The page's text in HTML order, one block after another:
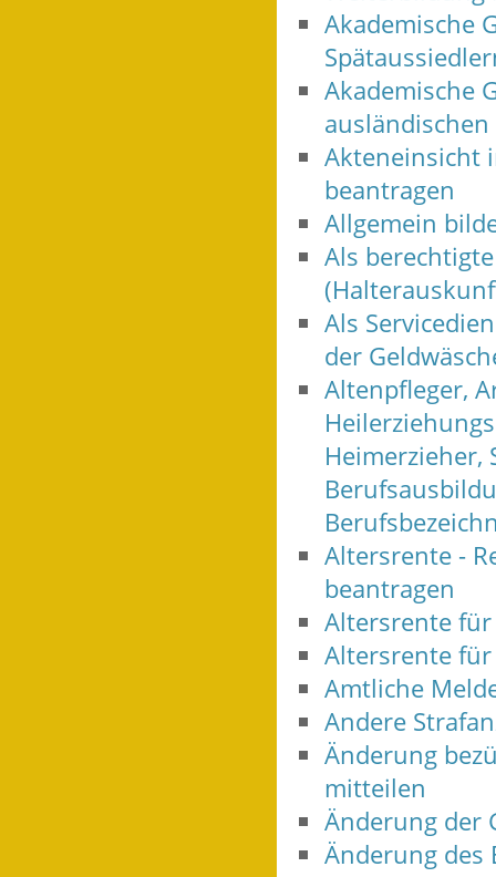
Akademische
Akademische
Akteneinsicht
beantragen
Allgemein
Als
Als
der
Altenpfleger,
Heimerzieher,
Altersrente -
beantragen
Altersrente
Altersrente
Amtliche
Andere
Änderung
mitteilen
Änderung der
Änderung des